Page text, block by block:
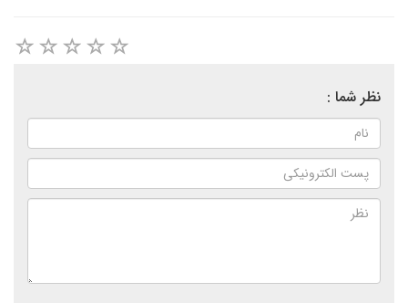
نظر شما :